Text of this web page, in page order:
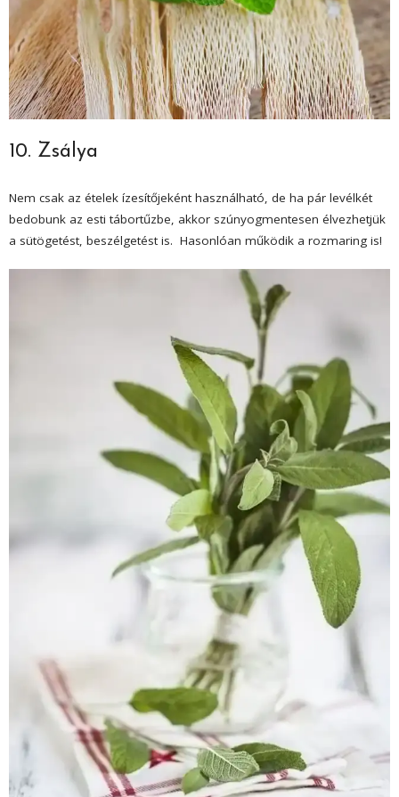
10. Zsálya
Nem csak az ételek ízesítőjeként használható, de ha pár levélkét
bedobunk az esti tábortűzbe, akkor szúnyogmentesen élvezhetjük
a sütögetést, beszélgetést is. Hasonlóan működik a rozmaring is!